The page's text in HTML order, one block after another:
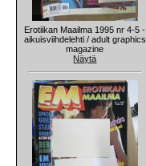
Erotiikan Maailma 1995 nr 4-5 -
aikuisviihdelehti / adult graphics
magazine
Näytä